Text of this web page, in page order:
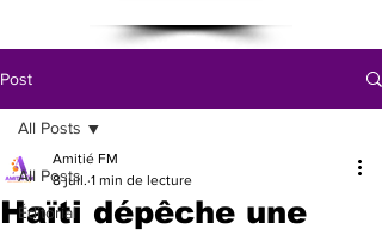
Post
All Posts
Éditorial
All Posts
Haïti dépêche une
Amitié FM
8 juil. 1 min de lecture